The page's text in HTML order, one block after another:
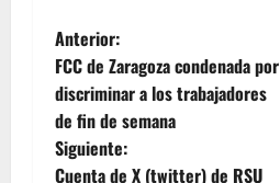
N
a
v
Anterior:
FCC de Zaragoza condenada por
discriminar a los trabajadores
de fin de semana
Siguiente:
Cuenta de X (twitter) de RSU